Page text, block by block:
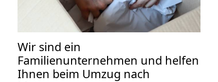
Wir sind ein
Familienunternehmen und helfen
Ihnen beim Umzug nach